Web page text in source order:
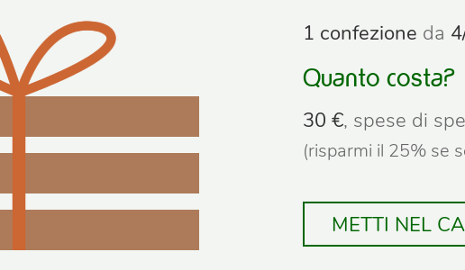
1 confezione da
Quanto costa?
30 €, spese di
(risparmi il 25% se
METTI NEL